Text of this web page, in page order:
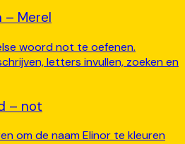
– Merel
– not